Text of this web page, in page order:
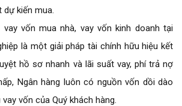
kiến mua.
vốn mua nhà, vay vốn kinh doanh tại
là một giải pháp tài chính hữu hiệu kết
hồ sơ nhanh và lãi suất vay, phí trả nợ
Ngân hàng luôn có nguồn vốn dồi dào
vốn của Quý khách hàng.